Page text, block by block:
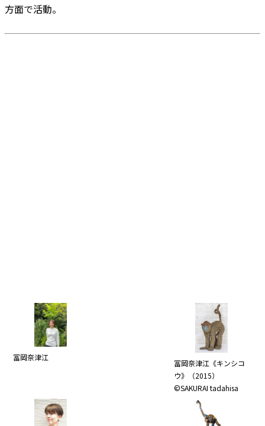
方面で活動。
冨岡奈津江
冨岡奈津江《キンシコ
ウ》（2015）
©SAKURAI tadahisa